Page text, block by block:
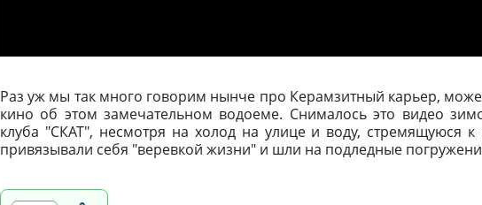
Раз уж мы так много говорим нынче про Керамзитный карьер,
кино об этом замечательном водоеме. Снималось это видео
клуба "СКАТ", несмотря на холод на улице и воду, стремящуюся
привязывали себя "веревкой жизни" и шли на подледные